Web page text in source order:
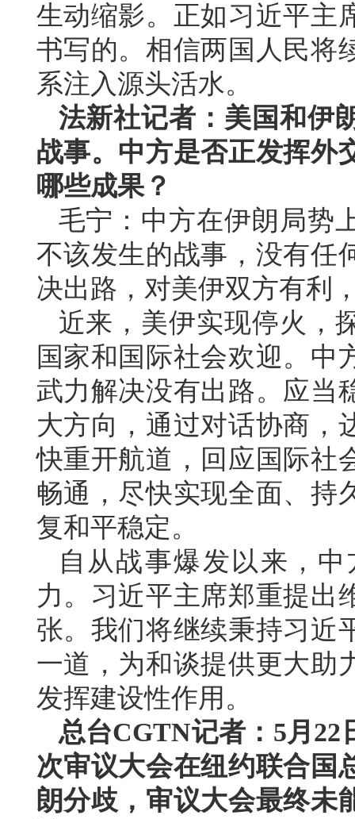
生动缩影。正如习近平主
书写的。相信两国人民将
系注入源头活水。
法新社记者：美国和伊
战事。中方是否正发挥外
哪些成果？
毛宁：中方在伊朗局势
不该发生的战事，没有任
决出路，对美伊双方有利
近来，美伊实现停火，
国家和国际社会欢迎。中
武力解决没有出路。应当
大方向，通过对话协商，
快重开航道，回应国际社
畅通，尽快实现全面、持
复和平稳定。
自从战事爆发以来，
力。习近平主席郑重提出
张。我们将继续秉持习近
一道，为和谈提供更大助
发挥建设性作用。
总台CGTN记者：5月
次审议大会在纽约联合国
朗分歧，审议大会最终未